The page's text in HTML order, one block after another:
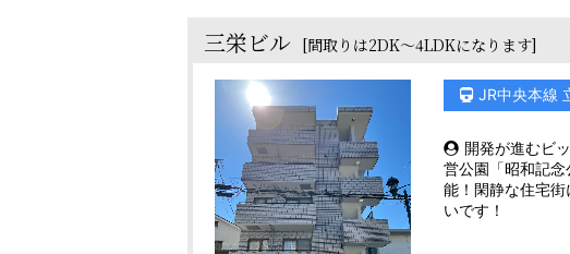
三栄ビル [間取りは2DK～4LDKになります]
JR中央本線
開発が進むビ
営公園「昭和記
能！閑静な住宅
いです！